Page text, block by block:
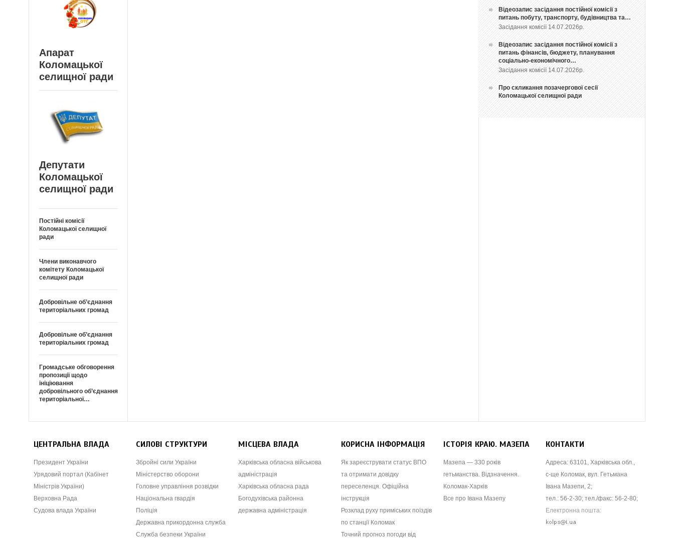
Апарат
Коломацької
селищної ради
Депутати
Коломацької
селищної ради
Постійні комісії
Коломацької селищної
ради
Члени виконавчого
комітету Коломацької
селищної ради
Добровільне об’єднання
територіальних громад
Добровільне об’єднання
територіальних громад
Громадське обговорення
пропозиції щодо
ініціювання
добровільного об’єднання
територіальної…
Відеозапис засідання постійної комісії з
питань побуту, транспорту, будівництва та…
Засідання комісії 14.07.2026р.
Відеозапис засідання постійної комісії з
питань фінансів, бюджету, планування
соціально-економічного…
Засідання комісії 14.07.2026р.
Про скликання позачергової сесії
Коломацької селищної ради
ЦЕНТРАЛЬНА ВЛАДА
Президент України
Урядовий портал (Кабінет
Міністрів України)
Верховна Рада
Судова влада України
СИЛОВІ СТРУКТУРИ
Збройні сили України
Міністерство оборони
Головне управління розвідки
Національна гвардія
Поліція
Державна прикордонна служба
Служба безпеки України
МІСЦЕВА ВЛАДА
Харківська обласна військова
адміністрація
Харківська обласна рада
Богодухівська районна
державна адміністрація
КОРИСНА ІНФОРМАЦІЯ
Як зареєструвати статус ВПО
та отримати довідку
переселенця. Офіційна
інструкція
Розклад руху приміських поїздів
по станції Коломак
Точний прогноз погоди від
ІСТОРІЯ КРАЮ. МАЗЕПА
Мазепа — 330 років
гетьманства. Відзначення.
Коломак-Харків
Все про Івана Мазепу
КОНТАКТИ
Адреса: 63101, Харківська обл.,
с-ще Коломак, вул. Гетьмана
Івана Мазепи, 2;
тел.: 56-2-30; тел./факс: 56-2-80;
Електронна пошта: